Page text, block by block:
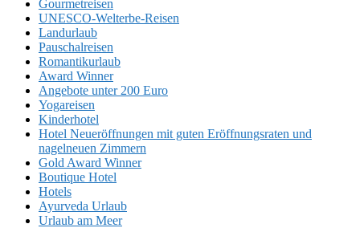
Gourmetreisen
UNESCO-Welterbe-Reisen
Landurlaub
Pauschalreisen
Romantikurlaub
Award Winner
Angebote unter 200 Euro
Yogareisen
Kinderhotel
Hotel Neueröffnungen mit guten Eröffnungsraten und
nagelneuen Zimmern
Gold Award Winner
Boutique Hotel
Hotels
Ayurveda Urlaub
Urlaub am Meer